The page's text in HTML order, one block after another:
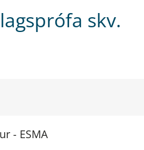
skv.
- ESMA